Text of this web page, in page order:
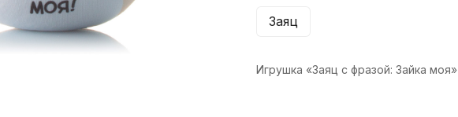
Заяц
Игрушка «Заяц с фразой: Зайка моя»